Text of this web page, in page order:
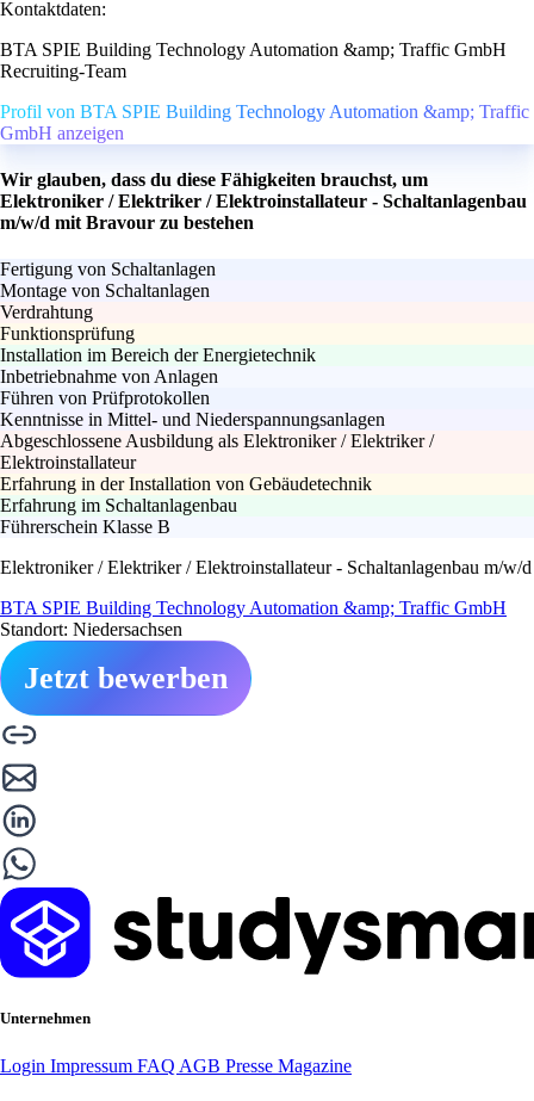
Kontaktdaten:
BTA SPIE Building Technology Automation &amp; Traffic GmbH
Recruiting-Team
Profil von BTA SPIE Building Technology Automation &amp; Traffic
GmbH anzeigen
Wir glauben, dass du diese Fähigkeiten brauchst, um
Elektroniker / Elektriker / Elektroinstallateur - Schaltanlagenbau
m/w/d mit Bravour zu bestehen
Fertigung von Schaltanlagen
Montage von Schaltanlagen
Verdrahtung
Funktionsprüfung
Installation im Bereich der Energietechnik
Inbetriebnahme von Anlagen
Führen von Prüfprotokollen
Kenntnisse in Mittel- und Niederspannungsanlagen
Abgeschlossene Ausbildung als Elektroniker / Elektriker /
Elektroinstallateur
Erfahrung in der Installation von Gebäudetechnik
Erfahrung im Schaltanlagenbau
Führerschein Klasse B
Elektroniker / Elektriker / Elektroinstallateur - Schaltanlagenbau m/w/d
BTA SPIE Building Technology Automation &amp; Traffic GmbH
Standort: Niedersachsen
Jetzt bewerben
Unternehmen
Login Impressum FAQ AGB Presse Magazine